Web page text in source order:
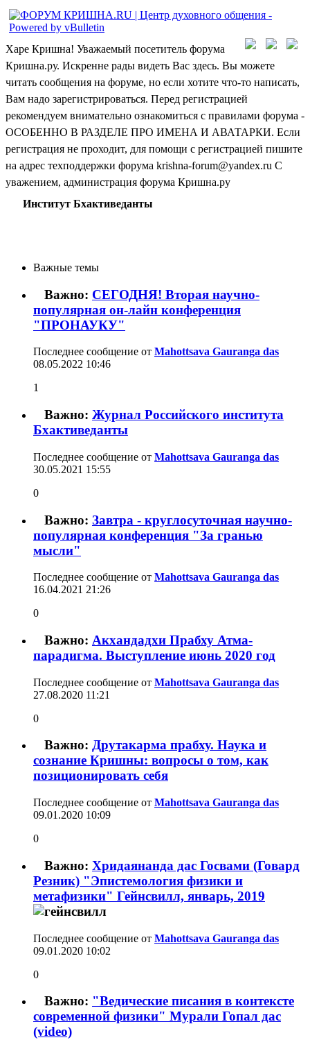
Харе Кришна! Уважаемый посетитель форума
Кришна.ру. Искренне рады видеть Вас здесь. Вы можете
читать сообщения на форуме, но если хотите что-то написать,
Вам надо зарегистрироваться. Перед регистрацией
рекомендуем внимательно ознакомиться с правилами форума -
ОСОБЕННО В РАЗДЕЛЕ ПРО ИМЕНА И АВАТАРКИ. Если
регистрация не проходит, для помощи с регистрацией пишите
на адрес техподдержки форума krishna-forum@yandex.ru С
уважением, администрация форума Кришна.ру
Институт Бхактиведанты
Важные темы
Важно: СЕГОДНЯ! Вторая научно-
популярная он-лайн конференция
"ПРОНАУКУ"
Последнее сообщение от Mahottsava Gauranga das
08.05.2022 10:46
1
Важно: Журнал Российского института
Бхактиведанты
Последнее сообщение от Mahottsava Gauranga das
30.05.2021 15:55
0
Важно: Завтра - круглосуточная научно-
популярная конференция "За гранью
мысли"
Последнее сообщение от Mahottsava Gauranga das
16.04.2021 21:26
0
Важно: Акхандадхи Прабху Атма-
парадигма. Выступление июнь 2020 год
Последнее сообщение от Mahottsava Gauranga das
27.08.2020 11:21
0
Важно: Друтакарма прабху. Наука и
сознание Кришны: вопросы о том, как
позиционировать себя
Последнее сообщение от Mahottsava Gauranga das
09.01.2020 10:09
0
Важно: Хридаянанда дас Госвами (Говард
Резник) "Эпистемология физики и
метафизики" Гейнсвилл, январь, 2019
Последнее сообщение от Mahottsava Gauranga das
09.01.2020 10:02
0
Важно: "Ведические писания в контексте
современной физики" Мурали Гопал дас
(video)